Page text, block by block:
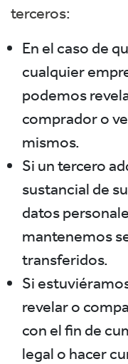
terceros:
En el caso de
cualquier
podemos
comprador o
mismos.
Si un tercero
sustancial de
datos
mantenemos
transferidos.
Si
revelar o
con el fin de
legal o hacer